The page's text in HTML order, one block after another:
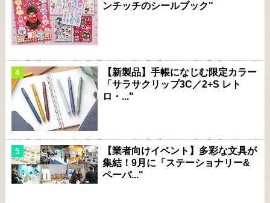
ンチッチのシールブック"
【新製品】手帳になじむ限定カラー
「サラサクリップ3C／2+S レト
ロ・..."
【業者向けイベント】多彩な文具が
集結！9月に「ステーショナリー&
ペーパ..."